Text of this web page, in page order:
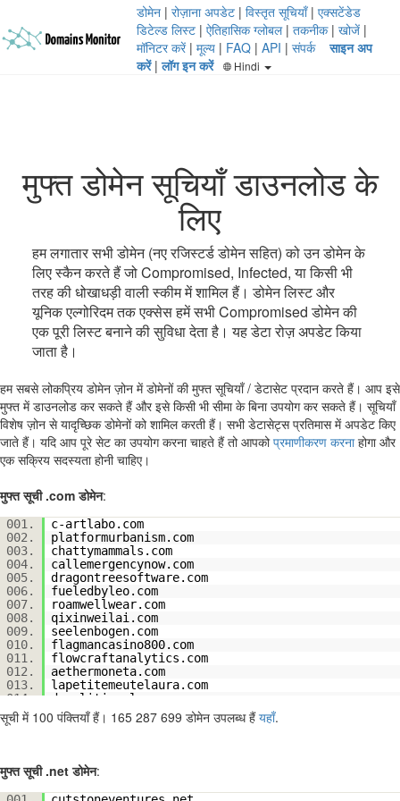
डोमेन | रोज़ाना अपडेट | विस्तृत सूचियाँ| एक्सटेंडेड
डिटेल्ड लिस्ट | ऐतिहासिक ग्लोबल| तकनीक| खोजें |
मॉनिटर करें| मूल्य | FAQ | API | संपर्क
साइन अप
करें|लॉग इन करें Hindi
मुफ्त डोमेन सूचियाँ डाउनलोड के
लिए
हम लगातार सभी डोमेन (नए रजिस्टर्ड डोमेन सहित) को उन डोमेन के
लिए स्कैन करते हैं जो Compromised, Infected, या किसी भी
तरह की धोखाधड़ी वाली स्कीम में शामिल हैं। डोमेन लिस्ट और
यूनिक एल्गोरिदम तक एक्सेस हमें सभी Compromised डोमेन की
एक पूरी लिस्ट बनाने की सुविधा देता है। यह डेटा रोज़ अपडेट किया
जाता है।
हम सबसे लोकप्रिय डोमेन ज़ोन में डोमेनों की मुफ्त सूचियाँ / डेटासेट प्रदान करते हैं। आप इसे
मुफ्त में डाउनलोड कर सकते हैं और इसे किसी भी सीमा के बिना उपयोग कर सकते हैं। सूचियाँ
विशेष ज़ोन से यादृच्छिक डोमेनों को शामिल करती हैं। सभी डेटासेट्स प्रतिमास में अपडेट किए
जाते हैं। यदि आप पूरे सेट का उपयोग करना चाहते हैं तो आपकोप्रमाणीकरण करनाहोगा और
एक सक्रिय सदस्यता होनी चाहिए।
मुफ्त सूची .com डोमेन:
001.
c-artlabo.com
002.
platformurbanism.com
003.
chattymammals.com
004.
callemergencynow.com
005.
dragontreesoftware.com
006.
fueledbyleo.com
007.
roamwellwear.com
008.
qixinweilai.com
009.
seelenbogen.com
010.
flagmancasino800.com
011.
flowcraftanalytics.com
012.
aethermoneta.com
013.
lapetitemeutelaura.com
014.
demolitionplan.com
015.
quarkeventures.com
016.
americanroofingservicesinc.com
019.
senopro.com
020.
burlington-rotary.com
021.
terwilliger-automotive.com
सूची में 100 पंक्तियाँ हैं। 165 287 699 डोमेन उपलब्ध हैंयहाँ.
मुफ्त सूची .net डोमेन: